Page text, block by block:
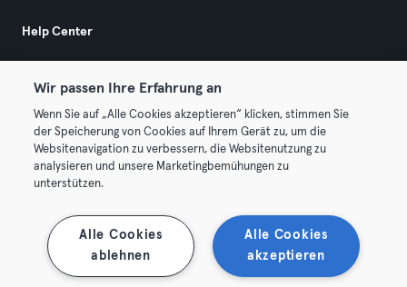
Help Center
© 2026 Urban Sports Group GmbH. All rights reserved.
AGB Datenschutz
Vertrag hier kündigen Hier Verträge widerrufen
Wir passen Ihre Erfahrung an
Wenn Sie auf „Alle Cookies akzeptieren“ klicken, stimmen Sie
der Speicherung von Cookies auf Ihrem Gerät zu, um die
Websitenavigation zu verbessern, die Websitenutzung zu
analysieren und unsere Marketingbemühungen zu
unterstützen.
Alle Cookies
akzeptieren
Alle Cookies
ablehnen